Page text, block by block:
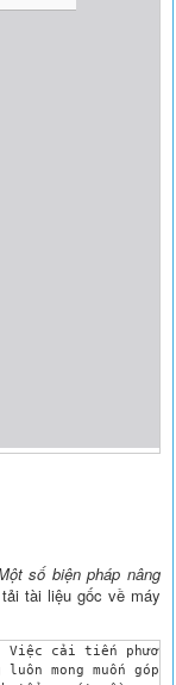
số biện pháp nâng
tài liệu gốc về máy
kiến thức cơ bản, đơn giản, thiết thực về phép đếm các số tự nhiên trong phạm vi 100 và phép cộng , phép trừ không nhớ trong phạm vi 100; về đo độ dài trong phạm vi 20cm; về tuần lễ, các ngày trong tuần lễ; về đọc đúng giờ trên mặt đồng hồ; về một số hình học ( đoạn thẳng, điểm, hình vuông, hình tam giác, hình tròn); về gải toán có lời văn
- Hình thành và rèn luyện các kỹ năng thực hành: đọc, viết, đếm, so sánh các số trong phạmvi 100; cộng và trừ